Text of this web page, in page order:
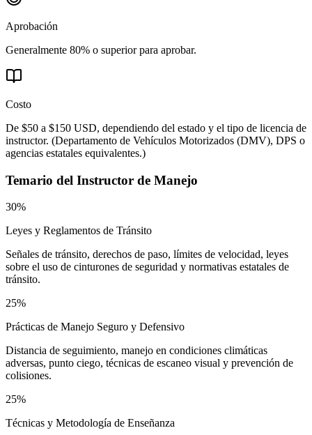
Aprobación
Generalmente 80% o superior para aprobar.
Costo
De $50 a $150 USD, dependiendo del estado y el tipo de licencia de
instructor. (Departamento de Vehículos Motorizados (DMV), DPS o
agencias estatales equivalentes.)
Temario del Instructor de Manejo
30%
Leyes y Reglamentos de Tránsito
Señales de tránsito, derechos de paso, límites de velocidad, leyes
sobre el uso de cinturones de seguridad y normativas estatales de
tránsito.
25%
Prácticas de Manejo Seguro y Defensivo
Distancia de seguimiento, manejo en condiciones climáticas
adversas, punto ciego, técnicas de escaneo visual y prevención de
colisiones.
25%
Técnicas y Metodología de Enseñanza